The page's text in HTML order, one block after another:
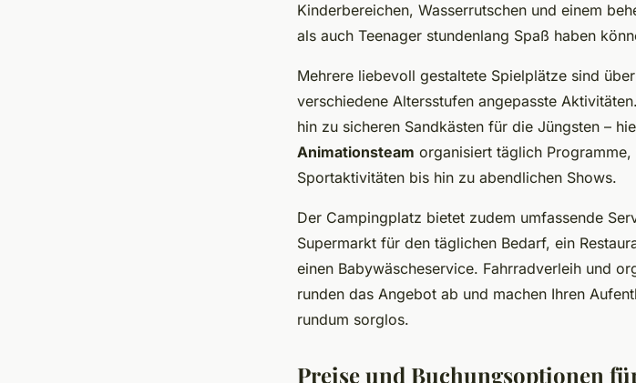
Kinderbereichen, Wasserrutschen und einem
als auch Teenager stundenlang Spaß haben
Mehrere liebevoll gestaltete Spielplätze sind
verschiedene Altersstufen angepasste
hin zu sicheren Sandkästen für die Jüngsten –
Animationsteam organisiert täglich
Sportaktivitäten bis hin zu abendlichen Shows.
Der Campingplatz bietet zudem umfassende
Supermarkt für den täglichen Bedarf, ein
einen Babywäscheservice. Fahrradverleih und
runden das Angebot ab und machen Ihren
rundum sorglos.
Preise und Buchungsoptionen